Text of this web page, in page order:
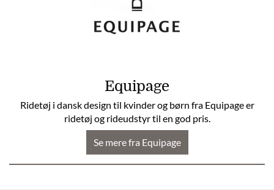
Equipage
Ridetøj i dansk design til kvinder og børn fra Equipage er
ridetøj og rideudstyr til en god pris.
Se mere fra Equipage